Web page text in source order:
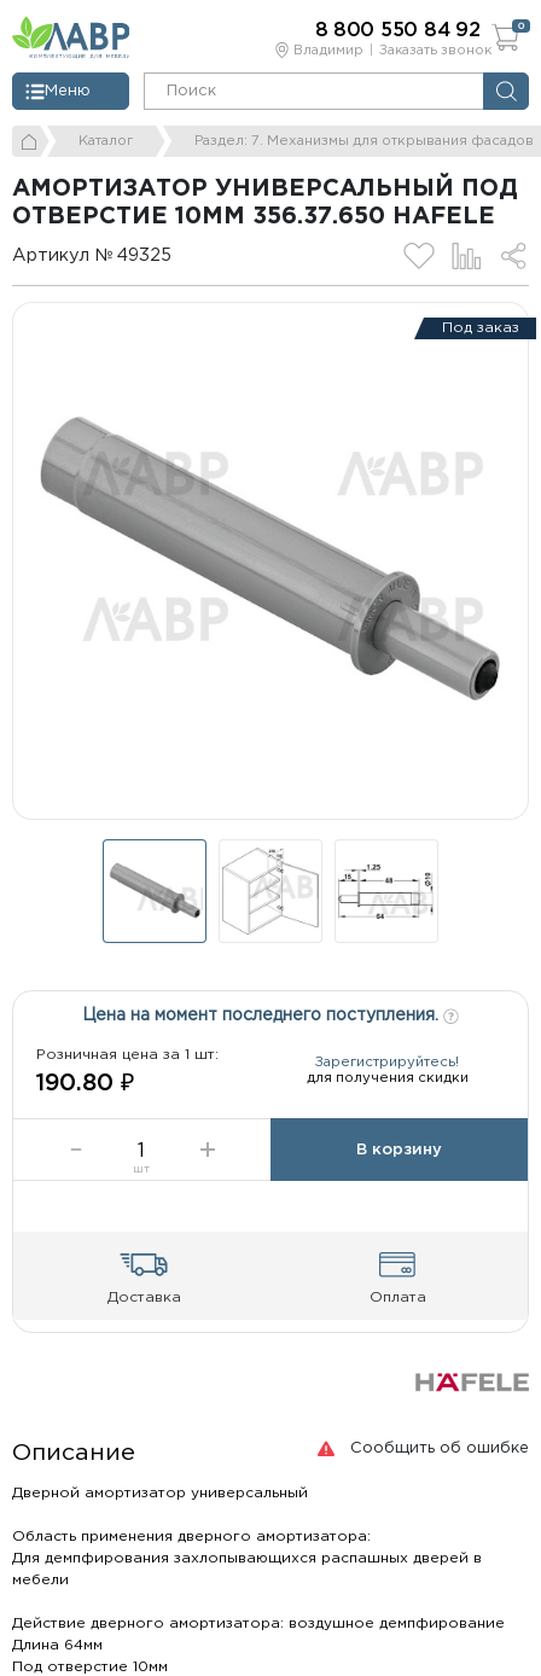
Владимир Заказать звонок
Меню
8 800 550 84 92 0
Каталог Раздел: 7. Механизмы для открывания фасадов
АМОРТИЗАТОР УНИВЕРСАЛЬНЫЙ ПОД
ОТВЕРСТИЕ 10ММ 356.37.650 HAFELE
Артикул № 49325
Под заказ
Цена на момент последнего поступления.
Розничная цена за 1 шт:
190.80 ₽
Зарегистрируйтесь!
для получения скидки
шт
В корзину
Доставка Оплата
Сообщить об ошибке
Описание
Дверной амортизатор универсальный
Область применения дверного амортизатора:
Для демпфирования захлопывающихся распашных дверей в
мебели
Действие дверного амортизатора: воздушное демпфирование
Длина 64мм
Под отверстие 10мм